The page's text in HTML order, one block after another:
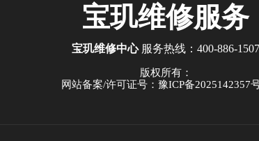
宝玑维修服务
宝玑维修中心 服务热线： 400-886-1507
版权所有：
网站备案/许可证号：豫ICP备2025142357